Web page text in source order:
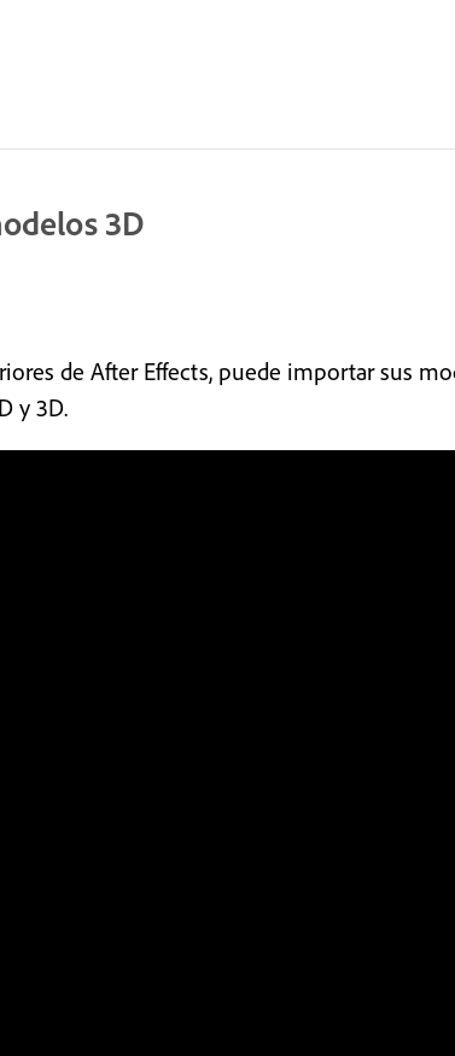
3D
de After Effects, puede importar sus
y 3D.